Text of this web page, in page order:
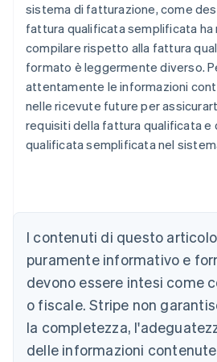
sistema di fatturazione, come
fattura qualificata semplificata ha
compilare rispetto alla fattura
formato è leggermente diverso.
attentamente le informazioni
nelle ricevute future per
requisiti della fattura qualificata e
qualificata semplificata nel
I contenuti di questo
puramente informativo e
devono essere intesi come
o fiscale. Stripe non
la completezza,
delle informazioni
English
Austria
Deutsch English
Belgio
NederlandsFrançaisDeutschEnglish
PortuguêsEnglish
Bulgaria
English